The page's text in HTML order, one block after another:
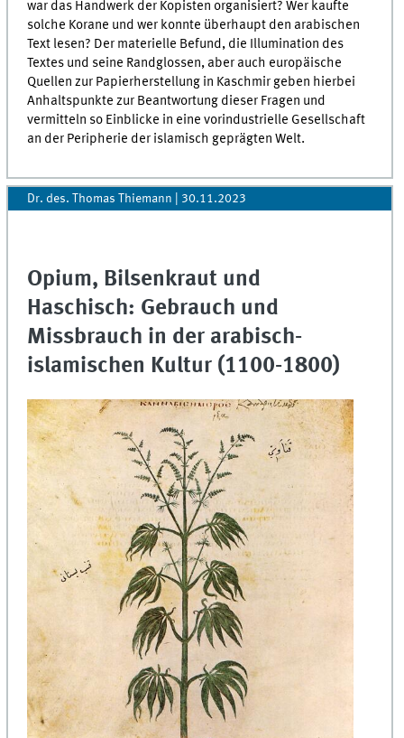
war das Handwerk der Kopisten organisiert? Wer kaufte
solche Korane und wer konnte überhaupt den arabischen
Text lesen? Der materielle Befund, die Illumination des
Textes und seine Randglossen, aber auch europäische
Quellen zur Papierherstellung in Kaschmir geben hierbei
Anhaltspunkte zur Beantwortung dieser Fragen und
vermitteln so Einblicke in eine vorindustrielle Gesellschaft
an der Peripherie der islamisch geprägten Welt.
Dr. des. Thomas Thiemann 30.11.2023
Opium, Bilsenkraut und
Haschisch: Gebrauch und
Missbrauch in der arabisch-
islamischen Kultur (1100-1800)